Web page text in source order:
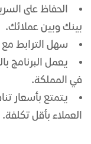
الحفاظ على
بينك وبين عملائك.
سهل الترابط
يعمل البرنامج
في المملكة.
يتمتع بأسعار
العملاء بأقل تكلفة.